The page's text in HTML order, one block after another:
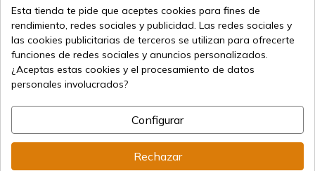
Ver producto
VICTORINOX OUTRIDER
Ver producto
NAVAJA MULTIUSOS
VICTORINOX ALPINEER
Envío de 7 a 15 días
Esta tienda te pide que aceptes cookies para fines de
rendimiento, redes sociales y publicidad. Las redes sociales y
las cookies publicitarias de terceros se utilizan para ofrecerte
funciones de redes sociales y anuncios personalizados.
¿Aceptas estas cookies y el procesamiento de datos
personales involucrados?
Configurar
Rechazar